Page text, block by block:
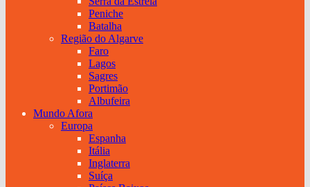
Peniche
Batalha
Região do Algarve
Faro
Lagos
Sagres
Portimão
Albufeira
Mundo Afora
Europa
Espanha
Itália
Inglaterra
Suíça